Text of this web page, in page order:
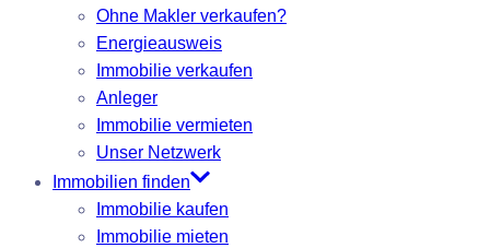
Ohne Makler verkaufen?
Energieausweis
Immobilie verkaufen
Anleger
Immobilie vermieten
Unser Netzwerk
Immobilien finden
Immobilie kaufen
Immobilie mieten